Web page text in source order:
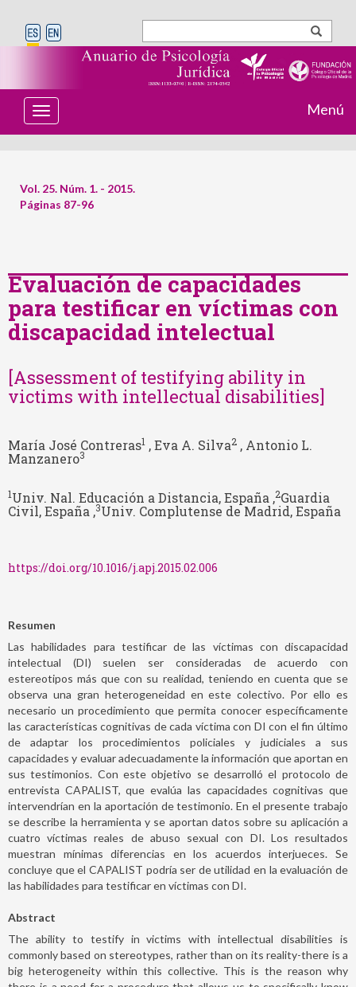
T
o
g
n
a
t
i
n
Menú
Vol. 25. Núm. 1. - 2015.
Páginas 87-96
Evaluación de capacidades
para testificar en víctimas con
discapacidad intelectual
[Assessment of testifying ability in
victims with intellectual disabilities]
María José Contreras1 , Eva A. Silva2 , Antonio L.
Manzanero3
1Univ. Nal. Educación a Distancia, España ,2Guardia
Civil, España ,3Univ. Complutense de Madrid, España
https://doi.org/10.1016/j.apj.2015.02.006
Resumen
Las habilidades para testificar de las víctimas con discapacidad
intelectual (DI) suelen ser consideradas de acuerdo con
estereotipos más que con su realidad, teniendo en cuenta que se
observa una gran heterogeneidad en este colectivo. Por ello es
necesario un procedimiento que permita conocer específicamente
las características cognitivas de cada víctima con DI con el fin último
de adaptar los procedimientos policiales y judiciales a sus
capacidades y evaluar adecuadamente la información que aportan en
sus testimonios. Con este objetivo se desarrolló el protocolo de
entrevista CAPALIST, que evalúa las capacidades cognitivas que
intervendrían en la aportación de testimonio. En el presente trabajo
se describe la herramienta y se aportan datos sobre su aplicación a
cuatro víctimas reales de abuso sexual con DI. Los resultados
muestran mínimas diferencias en los acuerdos interjueces. Se
concluye que el CAPALIST podría ser de utilidad en la evaluación de
las habilidades para testificar en víctimas con DI.
Abstract
The ability to testify in victims with intellectual disabilities is
commonly based on stereotypes, rather than on its reality-there is a
big heterogeneity within this collective. This is the reason why